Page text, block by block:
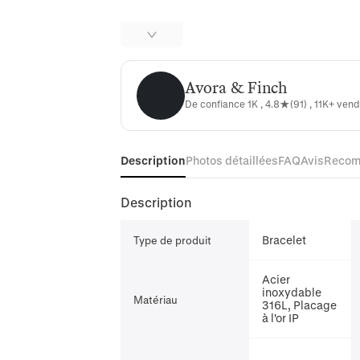
Avora & FinchAvora & Finch
De confiance 1K , 4.8★(91) , 11K+
DescriptionPhotos détailléesFAQAvis
Description
Type de produit Bracelet
Matériau
Acier
inoxydable
316L, Placage
à l'or IP